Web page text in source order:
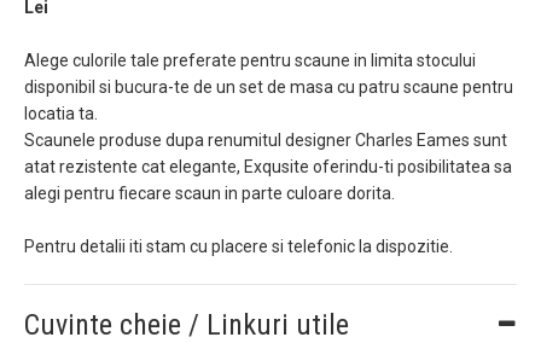
Lei
Alege culorile tale preferate pentru scaune in limita stocului
disponibil si bucura-te de un set de masa cu patru scaune pentru
locatia ta.
Scaunele produse dupa renumitul designer Charles Eames sunt
atat rezistente cat elegante, Exqusite oferindu-ti posibilitatea sa
alegi pentru fiecare scaun in parte culoare dorita.
​Pentru detalii iti stam cu placere si telefonic la dispozitie.
Cuvinte cheie / Linkuri utile